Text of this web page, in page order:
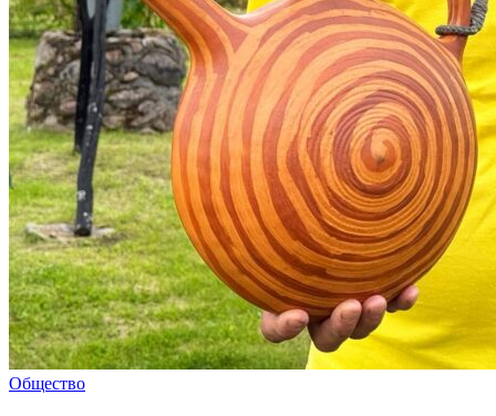
Общество